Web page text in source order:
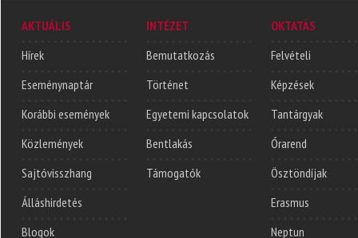
AKTUÁLIS
Hírek
Eseménynaptár
Korábbi események
Közlemények
Sajtóvisszhang
Álláshirdetés
Blogok
INTÉZET
Bemutatkozás
Történet
Egyetemi kapcsolatok
Bentlakás
Támogatók
OKTATÁS
Felvételi
Képzések
Tantárgyak
Órarend
Ösztöndíjak
Erasmus
Neptun